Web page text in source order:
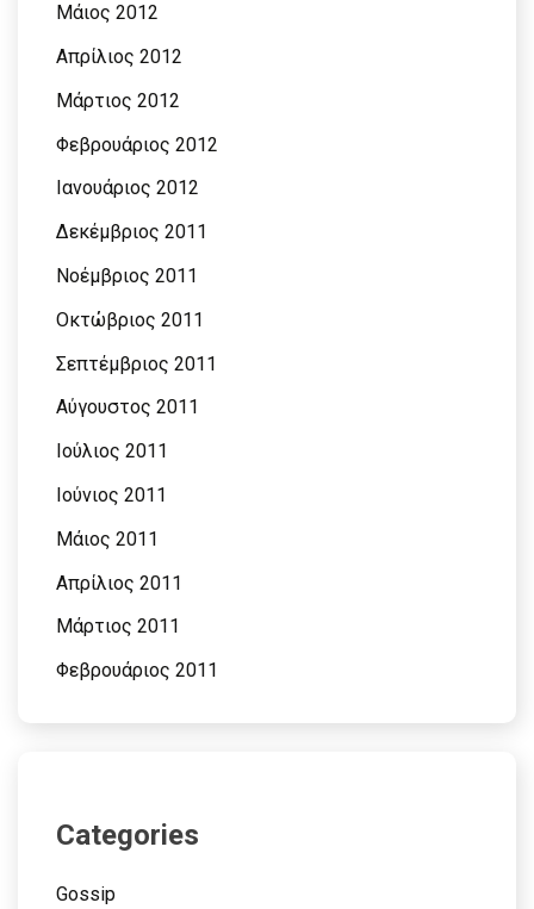
Μάιος 2012
Απρίλιος 2012
Μάρτιος 2012
Φεβρουάριος 2012
Ιανουάριος 2012
Δεκέμβριος 2011
Νοέμβριος 2011
Οκτώβριος 2011
Σεπτέμβριος 2011
Αύγουστος 2011
Ιούλιος 2011
Ιούνιος 2011
Μάιος 2011
Απρίλιος 2011
Μάρτιος 2011
Φεβρουάριος 2011
Categories
Gossip